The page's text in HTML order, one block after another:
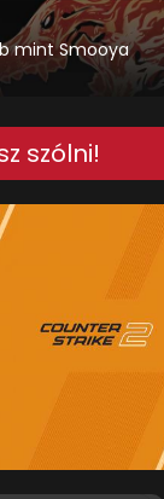
mint Smooya
szólni!